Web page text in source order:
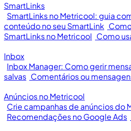
SmartLinks
SmartLinks no Metricool: guia
conteúdo no seu SmartLink
SmartLinks no Metricool Como
Inbox
Inbox Manager: Como gerir
salvas Comentários ou
Anúncios no Metricool
Crie campanhas de anúncios do
Recomendações no Google Ads